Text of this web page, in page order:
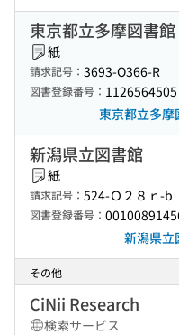
東京都立多摩図書館
紙
請求記号： 3693-O366-R
図書登録番号： 1126564505
東京都立多
新潟県立図書館
紙
請求記号： 524-Ｏ２８ｒ-b
図書登録番号：
新潟県立
その他
CiNii Research
検索サービス